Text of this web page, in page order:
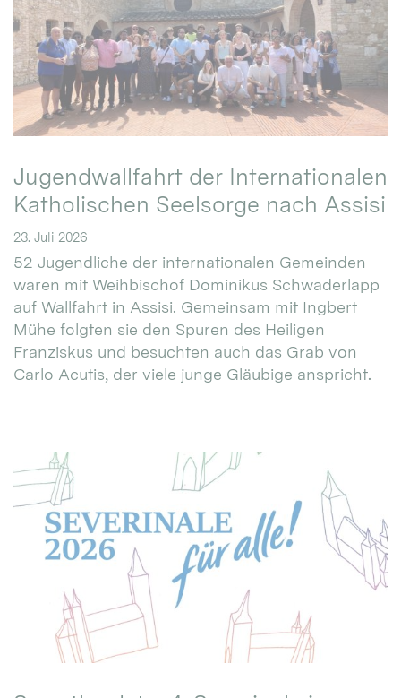
Jugendwallfahrt der Internationalen
Katholischen Seelsorge nach Assisi
23. Juli 2026
52 Jugendliche der internationalen Gemeinden
waren mit Weihbischof Dominikus Schwaderlapp
auf Wallfahrt in Assisi. Gemeinsam mit Ingbert
Mühe folgten sie den Spuren des Heiligen
Franziskus und besuchten auch das Grab von
Carlo Acutis, der viele junge Gläubige anspricht.